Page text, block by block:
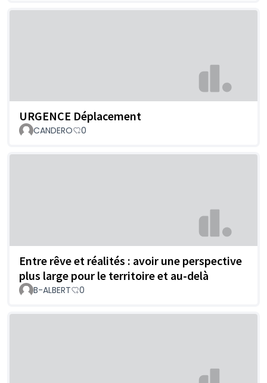
URGENCE Déplacement
CANDERO 0
Entre rêve et réalités : avoir une perspective
plus large pour le territoire et au-delà
B-ALBERT 0